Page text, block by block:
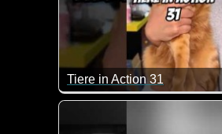
Tiere in Action 31
Wenn Tiere sprechen